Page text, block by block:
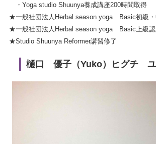
・Yoga studio Shuunya養成講座200時間取得
★一般社団法人Herbal season yoga Basic初級・
★一般社団法人Herbal season yoga Basic上級
★Studio Shuunya Reformer講習修了
樋口 優子（Yuko）ヒグチ ユ